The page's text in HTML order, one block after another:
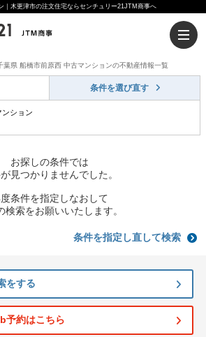
｜木更津市の注文住宅ならセンチュリー21JTM商事へ
葉県 船橋市前原西 中古マンションの不動産情報一覧
条件を選び直す
ション
お探しの条件では
見つかりませんでした。
条件を指定しなおして
検索をお願いいたします。
条件を指定し直して検索
をする
予約はこちら